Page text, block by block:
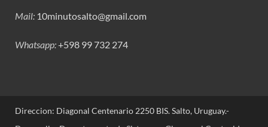
Mail: 10minutosalto@gmail.com
Whatsapp:+598 99 732 274
Direccion: Diagonal Centenario 2250 BIS. Salto, Uruguay.-